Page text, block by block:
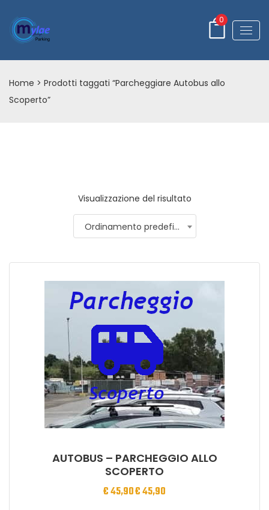
0
Home > Prodotti taggati “Parcheggiare Autobus allo
Scoperto”
Visualizzazione del risultato
Ordinamento predefinito
AUTOBUS – PARCHEGGIO ALLO
SCOPERTO
€45,90€45,90